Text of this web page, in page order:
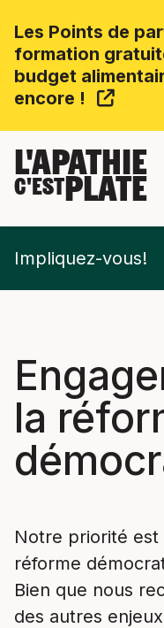
Les Points de
formation
budget
encore !
L'APATHIE
C'ESTPLATE
Impliquez-vous!
la
Notre priorité
réforme
Bien que nous
des autres